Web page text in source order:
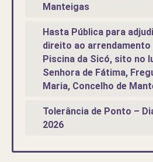
Manteigas
Hasta Pública para
direito ao arrendamento
Piscina da Sicó, sito no
Senhora de Fátima,
Maria, Concelho de
Tolerância de Ponto –
2026